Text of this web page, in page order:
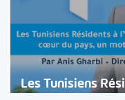
Les Tunisiens